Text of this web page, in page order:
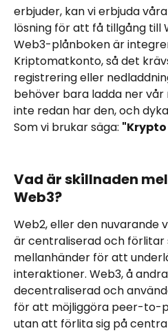
erbjuder, kan vi erbjuda
lösning för att få tillgång till
Web3-plånboken är
Kriptomatkonto, så det
registrering eller
behöver bara ladda ner vår
inte redan har den, och
Som vi brukar säga:
Vad är skillnaden
Web3?
Web2, eller den nuvarande
är centraliserad och förlitar
mellanhänder för att
interaktioner. Web3, å
decentraliserad och
för att möjliggöra peer-to-
utan att förlita sig på